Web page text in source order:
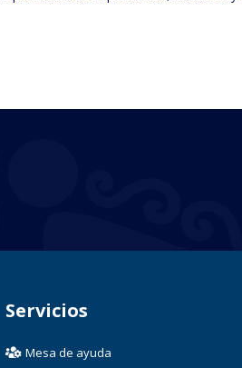
Servicios
Mesa de ayuda